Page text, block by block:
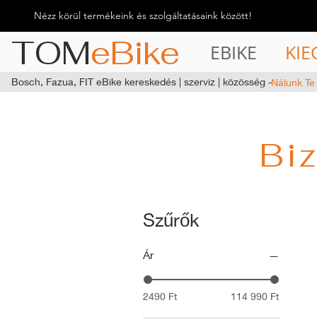
Nézz körül termékeink és szolgáltatásaink között!
EBIKE
Bosch, Fazua, FIT eBike kereskedés | szerviz | közösség -Nálunk
TOMeBike
Szűrők
Ár
2490 Ft 114 990 Ft